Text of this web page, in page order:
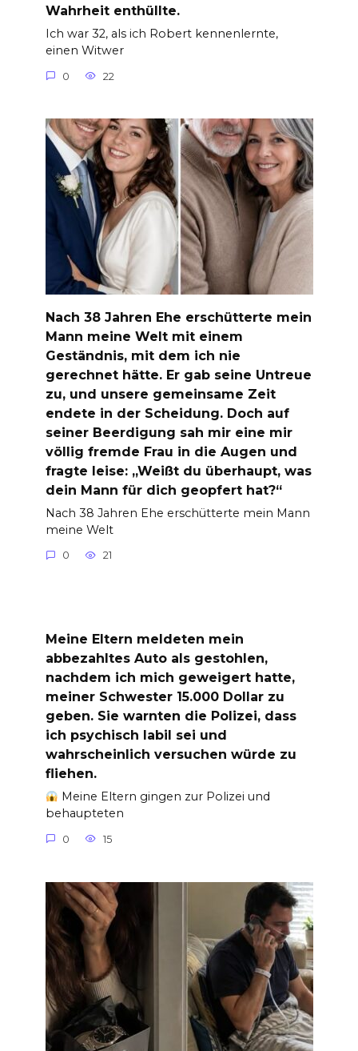
Wahrheit enthüllte.
Ich war 32, als ich Robert kennenlernte,
einen Witwer
0 22
Nach 38 Jahren Ehe erschütterte mein
Mann meine Welt mit einem
Geständnis, mit dem ich nie
gerechnet hätte. Er gab seine Untreue
zu, und unsere gemeinsame Zeit
endete in der Scheidung. Doch auf
seiner Beerdigung sah mir eine mir
völlig fremde Frau in die Augen und
fragte leise: „Weißt du überhaupt, was
dein Mann für dich geopfert hat?“
Nach 38 Jahren Ehe erschütterte mein Mann
meine Welt
0 21
Meine Eltern meldeten mein
abbezahltes Auto als gestohlen,
nachdem ich mich geweigert hatte,
meiner Schwester 15.000 Dollar zu
geben. Sie warnten die Polizei, dass
ich psychisch labil sei und
wahrscheinlich versuchen würde zu
fliehen.
Meine Eltern gingen zur Polizei und
behaupteten
0 15